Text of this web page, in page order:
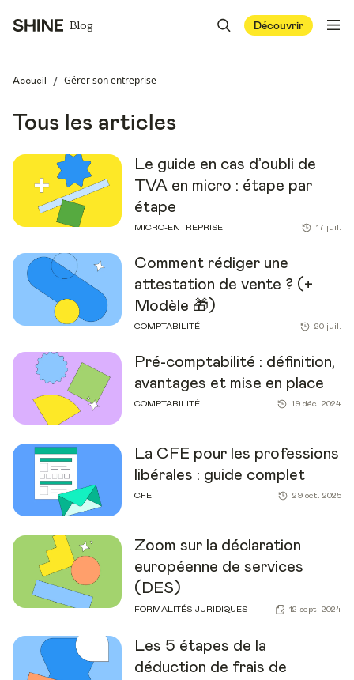
Blog Découvrir
Accueil / Gérer son entreprise
Tous les articles
Le guide en cas d’oubli de
TVA en micro : étape par
étape
MICRO-ENTREPRISE 17 juil.
Comment rédiger une
attestation de vente ? (+
Modèle 🎁)
COMPTABILITÉ 20 juil.
Pré-comptabilité : définition,
avantages et mise en place
COMPTABILITÉ 19 déc. 2024
La CFE pour les professions
libérales : guide complet
CFE 29 oct. 2025
Zoom sur la déclaration
européenne de services
(DES)
FORMALITÉS JURIDIQUES 12 sept. 2024
Les 5 étapes de la
déduction de frais de